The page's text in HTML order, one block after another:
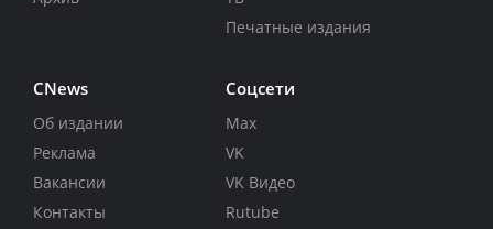
Печатные издания
CNews
Об издании
Реклама
Вакансии
Контакты
Соцсети
Max
VK
VK Видео
Rutube